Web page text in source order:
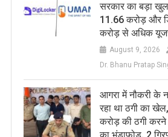
सरकार का बड़ा
11.66 करोड़ और
करोड़ से अधिक
August 9, 2026
Dr. Bhanu Pratap
आगरा में नौकरी के
रहा था ठगी का
करोड़ की ठगी